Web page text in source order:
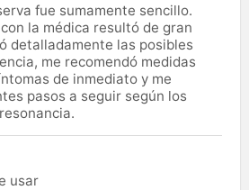
fue sumamente sencillo.
la médica resultó de gran
detalladamente las posibles
me recomendó medidas
de inmediato y me
pasos a seguir según los
usar